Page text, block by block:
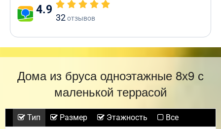
4.9
32отзывов
Дома из бруса одноэтажные 8х9 с
маленькой террасой
Тип Размер Этажность Все